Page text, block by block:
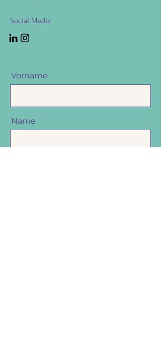
Social Media
Vorname
Name